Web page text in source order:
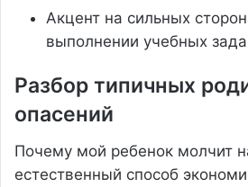
Акцент на сильных
выполнении учебных
Разбор типичных
опасений
Почему мой ребенок молчит
естественный способ